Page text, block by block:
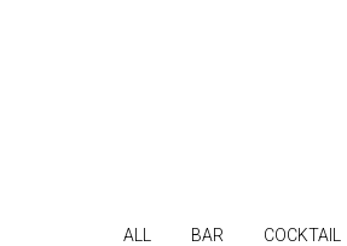
ALL BAR COCKTAIL